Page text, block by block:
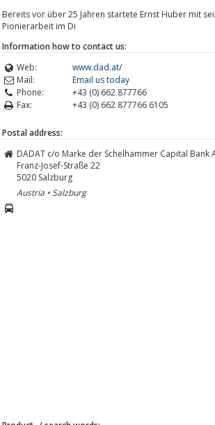
Bereits vor über 25 Jahren startete Ernst Huber mit
Pionierarbeit im Di
Information how to contact us:
Web:
www.dad.at/
Mail:
Email us today
Phone:
+43 (0) 662 877766
Fax:
+43 (0) 662 877766 6105
Postal address:
DADAT c/o Marke der Schelhammer Capital Bank
Franz-Josef-Straße 22
5020 Salzburg
Austria • Salzburg